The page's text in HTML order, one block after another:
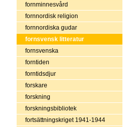
fornminnesvård
fornnordisk religion
fornnordiska gudar
fornsvensk litteratur
fornsvenska
forntiden
forntidsdjur
forskare
forskning
forskningsbibliotek
fortsättningskriget 1941-1944